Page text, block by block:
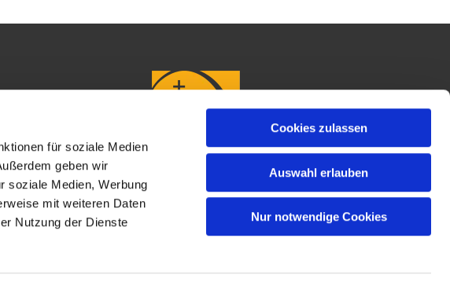
für soziale Medien
geben wir
soziale Medien, Werbung
mit weiteren Daten
Nutzung der Dienste
Cookies zulassen
Auswahl erlauben
Nur notwendige Cookies
Login